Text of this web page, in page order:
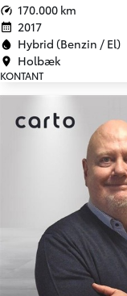
170.000 km
2017
Hybrid (Benzin / El)
Holbæk
KONTANT